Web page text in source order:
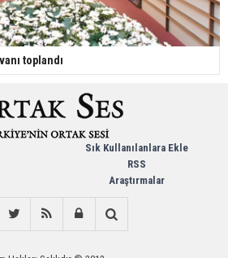
toplandı
Sık Kullanılanlara Ekle
RSS
Araştırmalar